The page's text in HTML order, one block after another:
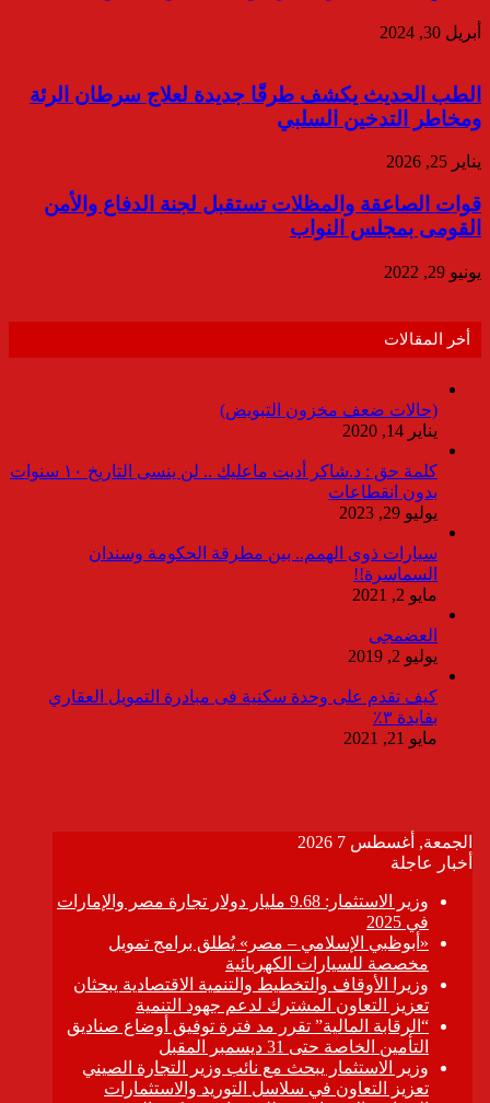
أبريل 30, 2024
الطب الحديث يكشف طرقًا جديدة لعلاج سرطان الرئة
ومخاطر التدخين السلبي
يناير 25, 2026
قوات الصاعقة والمظلات تستقبل لجنة الدفاع والأمن
القومى بمجلس النواب
يونيو 29, 2022
أخر المقالات
(حالات ضعف مخزون التبويض)
يناير 14, 2020
كلمة حق : د.شاكر أديت ماعليك .. لن ينسى التاريخ ١٠ سنوات
بدون انقطاعات
يوليو 29, 2023
سيارات ذوى الهمم.. بين مطرقة الحكومة وسندان
السماسرة!!
مايو 2, 2021
العضمجى
يوليو 2, 2019
كيف تقدم على وحدة سكنية فى مبادرة التمويل العقاري
بفايدة ٣٪
مايو 21, 2021